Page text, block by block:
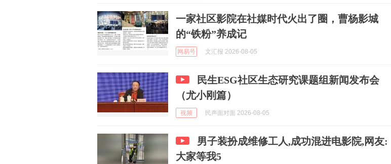
一家社区影院在社媒时代火出了圈，曹杨影城
的“铁粉”养成记
网易号 文汇报 2026-08-05
民生ESG社区生态研究课题组新闻发布会
（尤小刚篇）
视频 民声面对面 2026-08-05
男子装扮成维修工人,成功混进电影院,网友:
大家等我5